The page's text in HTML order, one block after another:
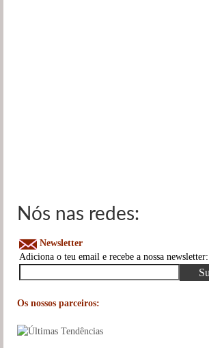
Nós nas redes:
Newsletter
Adiciona o teu email e recebe a nossa newsletter:
Os nossos parceiros: